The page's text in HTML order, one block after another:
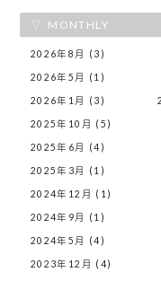
MONTHLY
2026年8月 (3)
2026年5月 (1)
2026年1月 (3)
2025年10月 (5)
2025年6月 (4)
2025年3月 (1)
2024年12月 (1)
2024年9月 (1)
2024年5月 (4)
2023年12月 (4)